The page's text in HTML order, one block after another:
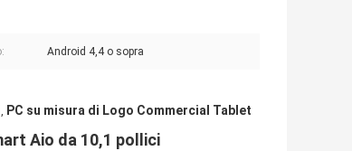
Android 4,4 o sopra
, PC su misura di Logo Commercial Tablet
Aio da 10,1 pollici